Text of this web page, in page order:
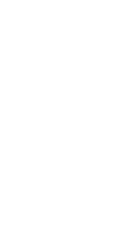
認した上で掲載をし
としてご参考いただ